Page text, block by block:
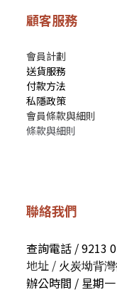
顧客服務
會員計劃
送貨服務
付款方法
私隱政策
會員條款與細則
條款與細則
聯絡我們
查詢電話 / 9213
地址 / 火炭坳背
辦公時間 / 星期